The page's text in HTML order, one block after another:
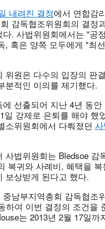
내려진 결정에서 연합감
감독협조위원회의 결정
다. 사법위원회에서는 "공
, 혹은 양쪽 모두에게 "최
위원은 다수의 입장의 판
분적인 이의를 제기했다.
선출되어 지난 4년 동
일 강제로 은퇴를 해야 했
소위원회에서 다뤄졌던
사법위원회는 Bledsoe
복귀와 사례비, 혜택을
보상받게 된다고 했다.
남부지역총회 감독협조
하여 이번 결정의 조건을
는 2013년 2월 17일